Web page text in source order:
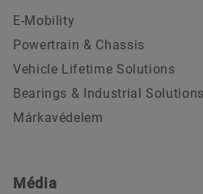
E-Mobility
Powertrain & Chassis
Vehicle Lifetime Solutions
Bearings & Industrial Solutions
Márkavédelem
Média